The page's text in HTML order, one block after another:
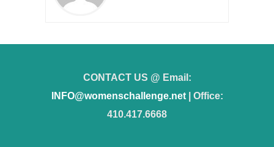
CONTACT US @ Email:
INFO@womenschallenge.net| Office:
410.417.6668